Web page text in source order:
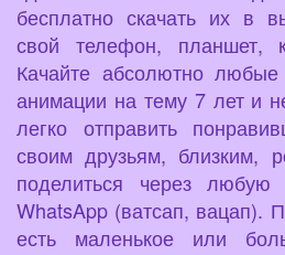
бесплатно скачать их в
свой телефон, планшет,
Качайте абсолютно любые
анимации на тему 7 лет и
легко отправить
своим друзьям, близким,
поделиться через
WhatsApp (ватсап, вацап).
есть маленькое или